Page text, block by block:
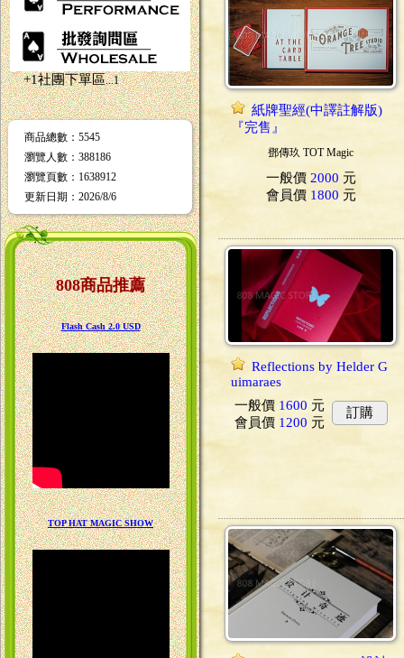
+1社團下單區...1
商品總數 ：5545
瀏覽人數 ： 388186
瀏覽頁數 ： 1638912
更新日期 ：2026/8/6
808商品推薦
Flash Cash 2.0 USD
TOP HAT MAGIC SHOW
紙牌聖經(中譯註解版)
『完售』
鄧傳玖 TOT Magic
一般價 2000 元
會員價 1800 元
Reflections by Helder G
uimaraes
一般價 1600 元
會員價 1200 元
訂購